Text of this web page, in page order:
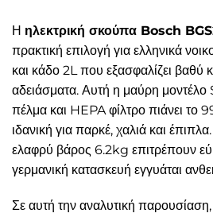
Η ηλεκτρική σκούπα Bosch
πρακτική επιλογή για ελληνικά
και κάδο 2L που εξασφαλίζει βαθύ
αδειάσματα. Αυτή η μαύρη
πέλμα και HEPA φίλτρο πιάνει το
ιδανική για παρκέ, χαλιά και
ελαφρύ βάρος 6.2kg επιτρέπουν
γερμανική κατασκευή εγγυάται
Σε αυτή την αναλυτική